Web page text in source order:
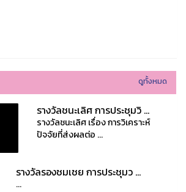
ดูทั้งหมด
รางวัลชนะเลิศ การประชุมวิ ...
รางวัลชนะเลิศ เรื่อง การวิเคราะห์
ปัจจัยที่ส่งผลต่อ ...
รางวัลรองชมเชย การประชุมว ...
...